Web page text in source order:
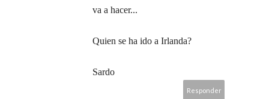
va a hacer...
Quien se ha ido a Irlanda?
Sardo
Responder